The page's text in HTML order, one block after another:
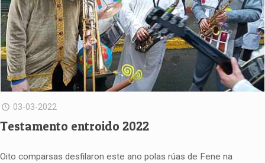
03-03-2022
Testamento entroido 2022
Oito comparsas desfilaron este ano polas rúas de Fene na